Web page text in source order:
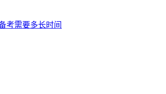
考需要多长时间